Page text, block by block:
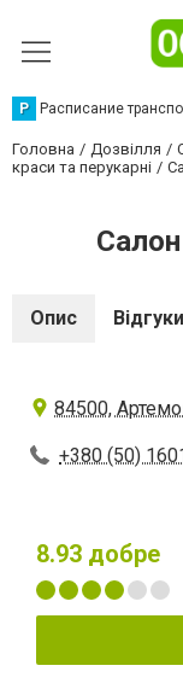
Р Расписание
Головна Дозвілля
краси та перукарні
Опис
84500,
+380 (50)
8.93 добре